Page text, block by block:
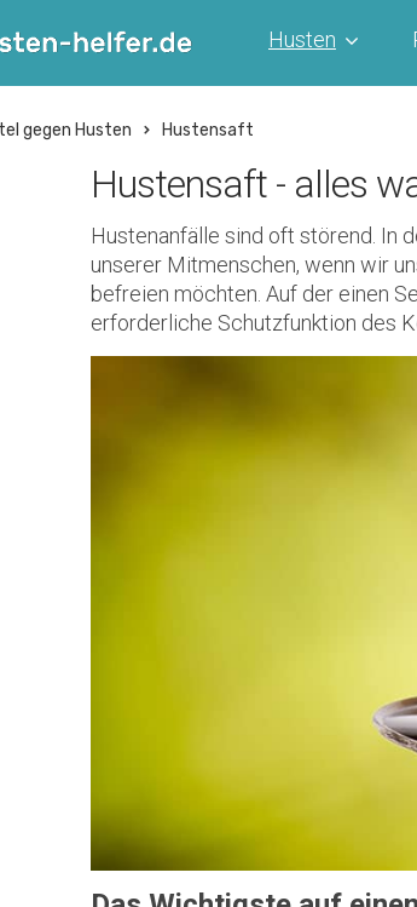
Husten
gegen Husten Hustensaft
Hustensaft - alles
Hustenanfälle sind oft störend. In
unserer Mitmenschen, wenn wir
befreien möchten. Auf der einen
erforderliche Schutzfunktion des